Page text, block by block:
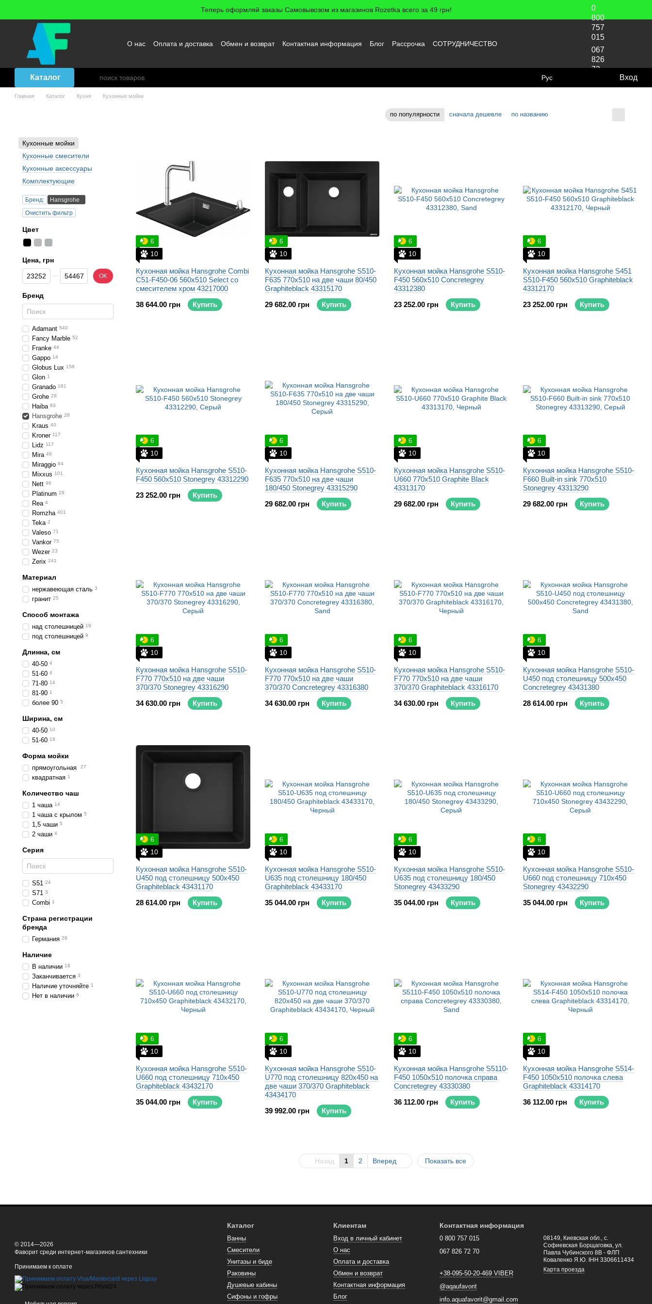
Теперь оформляй заказы Самовывозом из магазинов Rozetka всего за 49 грн!
О нас Оплата и доставка Обмен и возврат Контактная информация Блог Рассрочка
СОТРУДНИЧЕСТВО
0
800
757
015
067
826
72
Каталог Рус Вход
Главная Каталог Кухня Кухонные мойки
по популярности сначала дешевле по названию
6
10
Кухонная мойка Hansgrohe Сombi
C51-F450-06 560x510 Select со
смесителем хром 43217000
38 644.00 грн
Купить
6
10
Кухонная мойка Hansgrohe S510-
F635 770x510 на две чаши 80/450
Graphiteblack 43315170
29 682.00 грн
Купить
6
10
Кухонная мойка Hansgrohe S510-
F450 560x510 Concretegrey
43312380
23 252.00 грн
Купить
6
10
Кухонная мойка Hansgrohe S451
S510-F450 560x510 Graphiteblack
43312170
23 252.00 грн
Купить
6
10
Кухонная мойка Hansgrohe S510-
F450 560x510 Stonegrey 43312290
23 252.00 грн
Купить
6
10
Кухонная мойка Hansgrohe S510-
F635 770x510 на две чаши
180/450 Stonegrey 43315290
29 682.00 грн
Купить
6
10
Кухонная мойка Hansgrohe S510-
U660 770x510 Graphite Black
43313170
29 682.00 грн
Купить
6
10
Кухонная мойка Hansgrohe S510-
F660 Built-in sink 770x510
Stonegrey 43313290
29 682.00 грн
Купить
6
10
Кухонная мойка Hansgrohe S510-
F770 770x510 на две чаши
370/370 Stonegrey 43316290
34 630.00 грн
Купить
6
10
Кухонная мойка Hansgrohe S510-
F770 770x510 на две чаши
370/370 Concretegrey 43316380
34 630.00 грн
Купить
6
10
Кухонная мойка Hansgrohe S510-
F770 770x510 на две чаши
370/370 Graphiteblack 43316170
34 630.00 грн
Купить
6
10
Кухонная мойка Hansgrohe S510-
U450 под столешницу 500x450
Concretegrey 43431380
28 614.00 грн
Купить
6
10
Кухонная мойка Hansgrohe S510-
U450 под столешницу 500x450
Graphiteblack 43431170
28 614.00 грн
Купить
6
10
Кухонная мойка Hansgrohe S510-
U635 под столешницу 180/450
Graphiteblack 43433170
35 044.00 грн
Купить
6
10
Кухонная мойка Hansgrohe S510-
U635 под столешницу 180/450
Stonegrey 43433290
35 044.00 грн
Купить
6
10
Кухонная мойка Hansgrohe S510-
U660 под столешницу 710x450
Stonegrey 43432290
35 044.00 грн
Купить
6
10
Кухонная мойка Hansgrohe S510-
U660 под столешницу 710x450
Graphiteblack 43432170
35 044.00 грн
Купить
6
10
Кухонная мойка Hansgrohe S510-
U770 под столешницу 820x450 на
две чаши 370/370 Graphiteblack
43434170
39 992.00 грн
Купить
6
10
Кухонная мойка Hansgrohe S5110-
F450 1050x510 полочка справа
Concretegrey 43330380
36 112.00 грн
Купить
6
10
Кухонная мойка Hansgrohe S514-
F450 1050x510 полочка слева
Graphiteblack 43314170
36 112.00 грн
Купить
Назад 1 2 Вперед Показать все
Кухонные мойки
Кухонные смесители
Кухонные аксессуары
Комплектующие
Бренд:
Hansgrohe
Очистить фильтр
Цвет
Цена, грн
От Цена, грн
До Цена, грн OK
Бренд
Adamant 540
Fancy Marble 52
Franke 44
Gappo 14
Globus Lux 158
Glon 1
Granado 181
Grohe 29
Haiba 83
Hansgrohe 28
Kraus 40
Kroner 117
Lidz 117
Mira 46
Miraggio 84
Mixxus 101
Nett 96
Platinum 28
Rea 4
Romzha 401
Teka 2
Valeso 71
Vankor 75
Wezer 23
Zerix 241
Материал
нержавеющая сталь 3
гранит 25
Способ монтажа
над столешницей 19
под столешницей 9
Длинна, см
40-50 4
51-60 4
71-80 14
81-90 1
более 90 5
Ширина, см
40-50 10
51-60 18
Форма мойки
прямоугольная 27
квадратная 1
Количество чаш
1 чаша 14
1 чаша с крылом 5
1,5 чаши 5
2 чаши 4
Серия
S51 24
S71 3
Сombi 1
Страна регистрации
бренда
Германия 28
Наличие
В наличии 18
Заканчивается 3
Наличие уточняйте 1
Нет в наличии 6
© 2014—2026
Фаворит среди интернет-магазинов сантехники
Принимаем к оплате
Каталог
Ванны
Смесители
Унитазы и биде
Раковины
Душевые кабины
Сифоны и гофры
Клиентам
Вход в личный кабинет
О нас
Оплата и доставка
Обмен и возврат
Контактная информация
Блог
Контактная информация
0 800 757 015
067 826 72 70
+38-095-50-20-469 VIBER
@aqaufavorit
info.aquafavorit@gmail.com
08149, Киевская обл., с.
Софиевская Борщаговка, ул.
Павла Чубинского 8В - ФЛП
Коваленко Я.Ю. ІНН 3306611434
Карта проезда